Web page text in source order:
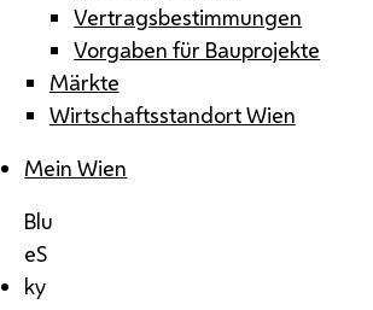
Vertragsbestimmungen
Vorgaben für Bauprojekte
Märkte
Wirtschaftsstandort Wien
Mein Wien
Blu
eS
ky